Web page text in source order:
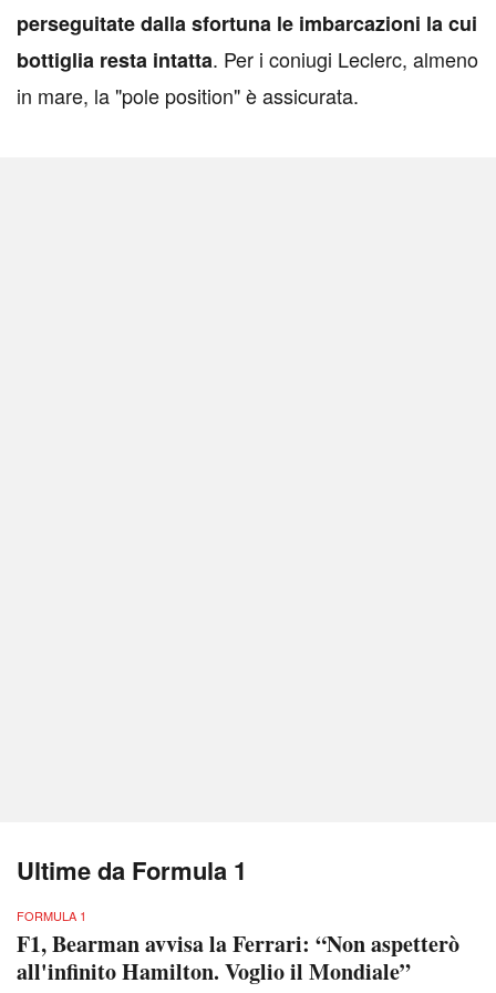
perseguitate dalla sfortuna le imbarcazioni la cui
bottiglia resta intatta. Per i coniugi Leclerc, almeno
in mare, la "pole position" è assicurata.
Ultime da Formula 1
FORMULA 1
F1, Bearman avvisa la Ferrari: “Non aspetterò
all'infinito Hamilton. Voglio il Mondiale”